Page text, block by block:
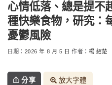
心情低落、總是提不
種快樂食物，研究：
憂鬱風險
日期： 2026 年 8 月 5 日 作者： 楊 紹楚
分享 放大字體